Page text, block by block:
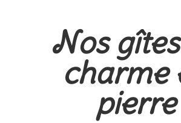
Nos
charme
pierre